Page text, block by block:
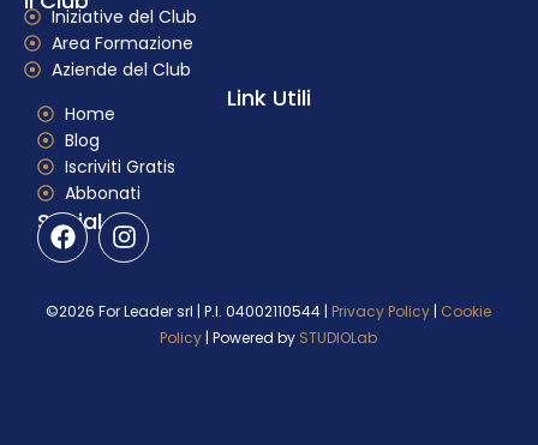
Iniziative del Club
Area Formazione
Aziende del Club
Link Utili
Home
Blog
Iscriviti Gratis
Abbonati
Social
©2026 For Leader srl | P.I. 04002110544 |Privacy Policy | Cookie
Policy | Powered by STUDIOLab